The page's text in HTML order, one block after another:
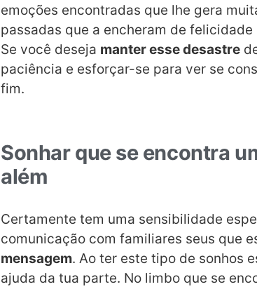
emoções encontradas que lhe gera
passadas que a encheram de
Se você deseja manter esse desastre
paciência e esforçar-se para ver se
fim.
Sonhar que se encontra
além
Certamente tem uma sensibilidade
comunicação com familiares seus que
mensagem. Ao ter este tipo de sonhos
ajuda da tua parte. No limbo que se